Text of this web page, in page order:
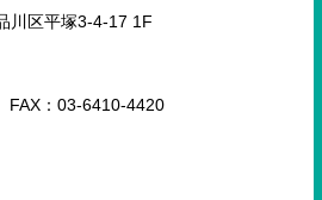
区平塚3-4-17 1F
：03-6410-4420